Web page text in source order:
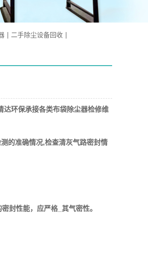
二手除尘设备回收
达环保承接各类布袋除尘器检修维
的准确情况,检查清灰气路密封情
封性能，应严格_其气密性。